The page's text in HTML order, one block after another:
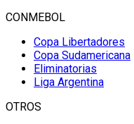
CONMEBOL
Copa Libertadores
Copa Sudamericana
Eliminatorias
Liga Argentina
OTROS